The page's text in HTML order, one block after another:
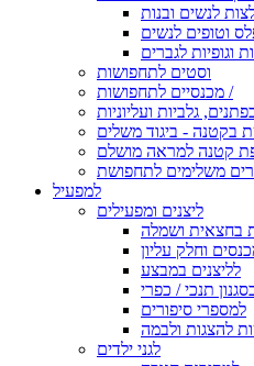
לנשים ובנות
וטופים לנשים
וגופיות לגברים
וסטים לתחפושות
מכנסיים לתחפושות /
גלביות ועליוניות
בקטנה - ביגוד משלים
קטנה למראה מושלם
משלימים לתחפושת
למפעיל
ליצנים ומפעילים
בחצאית ושמלה
וחלק עליון
לליצנים במבצע
תנכי / כפרי
למספרי סיפורים
להצגות ולבמה
לגני ילדים